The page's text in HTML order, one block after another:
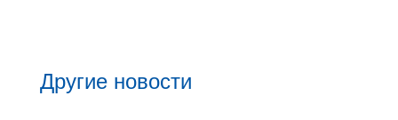
Другие новости